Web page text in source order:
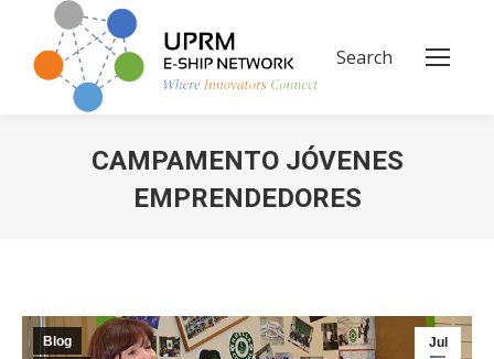
Search:
Search
CAMPAMENTO JÓVENES
EMPRENDEDORES
Jul
Blog